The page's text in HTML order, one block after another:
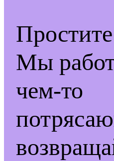
Мы
чем-то